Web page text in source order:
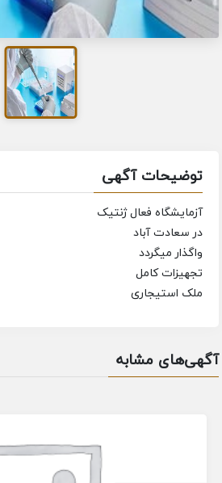
توضیحات آگهی
آزمایشگاه فعال ژنتیک
در سعادت آباد
واگذار میگردد
تجهیزات کامل
ملک استیجاری
آگهی‌های مشابه